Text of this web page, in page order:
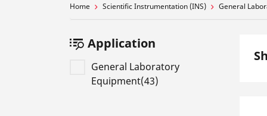
Home Scientific Instrumentation (INS) General
Application
General Laboratory
Equipment(43)